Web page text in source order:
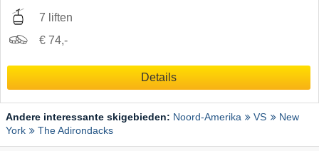
7 liften
€ 74,-
Details
Andere interessante skigebieden: Noord-Amerika VS
New
York
The Adirondacks